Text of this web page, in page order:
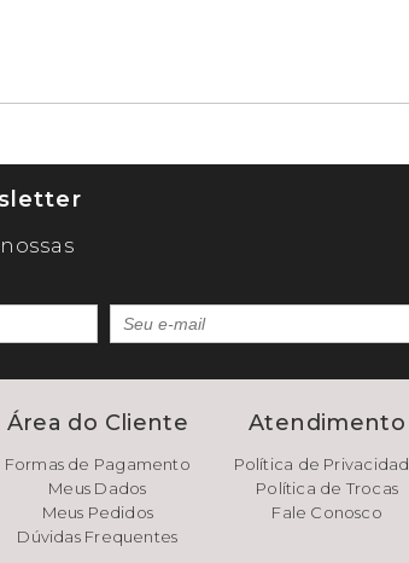
Área do Cliente
Formas de Pagamento
Meus Dados
Meus Pedidos
Dúvidas Frequentes
Atendimento
Política de
Política de Trocas
Fale Conosco